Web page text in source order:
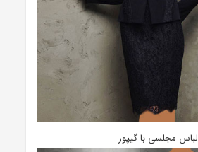
لباس مجلسی با گیپور